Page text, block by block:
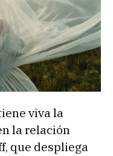
viva la
la relación
que despliega